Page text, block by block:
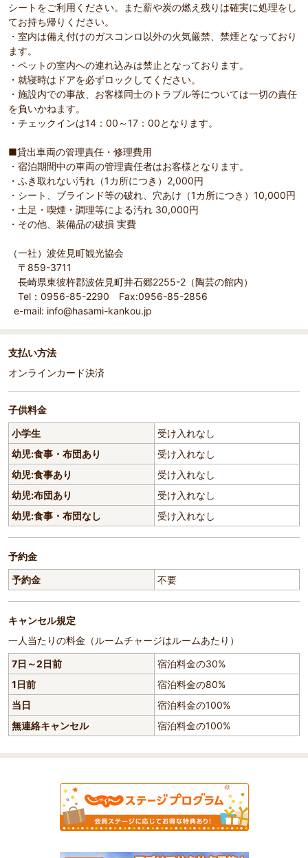
シートをご利用ください。また薪や炭の燃え残りは確実に処理をし
てお持ち帰りください。
・室内は備え付けのガスコンロ以外の火気厳禁、禁煙となっており
ます。
・ペットの室内への連れ込みは禁止となっております。
・就寝時はドアを必ずロックしてください。
・施設内での事故、お客様同士のトラブル等については一切の責任
を負いかねます。
・チェックインは14：00～17：00となります。
■貸出車両の管理責任・修理費用
・宿泊期間中の車両の管理責任者はお客様となります。
・ふき取れない汚れ（1カ所につき）2,000円
・シート、ブラインド等の破れ、穴あけ（1カ所につき）10,000円
・土足・喫煙・調理等による汚れ 30,000円
・その他、装備品の破損 実費
（一社）波佐見町観光協会
〒859-3711
長崎県東彼杵郡波佐見町井石郷2255-2（陶芸の館内）
Tel：0956-85-2290 Fax:0956-85-2856
e-mail: info@hasami-kankou.jp
支払い方法
オンラインカード決済
子供料金
小学生
受け入れなし
幼児:食事・布団あり
受け入れなし
幼児:食事あり
受け入れなし
幼児:布団あり
受け入れなし
幼児:食事・布団なし
受け入れなし
予約金
予約金
不要
キャンセル規定
一人当たりの料金（ルームチャージはルームあたり）
7日～2日前
宿泊料金の30%
1日前
宿泊料金の80%
当日
宿泊料金の100%
無連絡キャンセル
宿泊料金の100%